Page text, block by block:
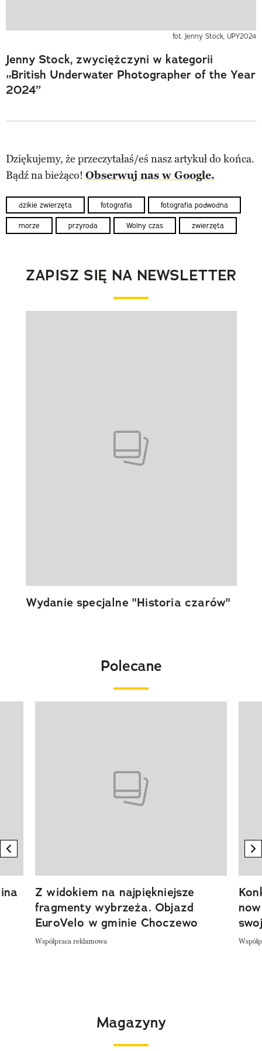
fot. Jenny Stock, UPY2024
Jenny Stock, zwyciężczyni w kategorii
„British Underwater Photographer of the Year
2024”
Dziękujemy, że przeczytałaś/eś nasz artykuł do końca.
Bądź na bieżąco! Obserwuj nas w Google.
dzikie zwierzęta fotografia fotografia podwodna
morze przyroda Wolny czas zwierzęta
ZAPISZ SIĘ NA NEWSLETTER
Wydanie specjalne "Historia czarów"
Polecane
previous element
Z widokiem na najpiękniejsze
fragmenty wybrzeża. Objazd
EuroVelo w gminie Choczewo
Współpraca reklamowa
Magazyny